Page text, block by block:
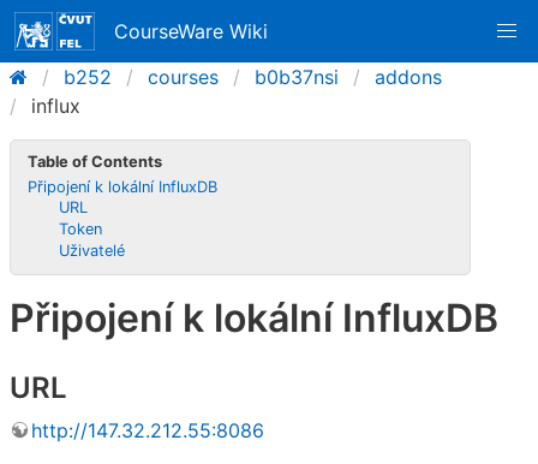
CourseWare Wiki
b252
courses b0b37nsi
addons
influx
Table of Contents
Připojení k lokální InfluxDB
URL
Token
Uživatelé
Připojení k lokální InfluxDB
URL
http://147.32.212.55:8086